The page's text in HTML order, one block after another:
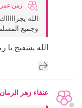
زمن
الله
وجميع
الله يشفيج
إضافة رد جديد
عنقاء زهر الرمان24